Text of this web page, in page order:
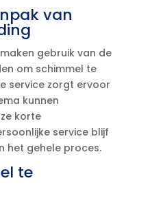
van
gebruik van de
om schimmel te
service zorgt ervoor
kunnen
korte
service blijf
het gehele proces.​
te